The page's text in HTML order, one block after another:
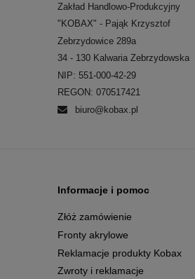
Zakład Handlowo-Produkcyjny
"KOBAX" - Pająk Krzysztof
Zebrzydowice 289a
34 - 130 Kalwaria Zebrzydowska
NIP: 551-000-42-29
REGON: 070517421
biuro@kobax.pl
Informacje i pomoc
Złóż zamówienie
Fronty akrylowe
Reklamacje produkty Kobax
Zwroty i reklamacje